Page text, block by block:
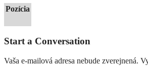
Pozícia
Start a Conversation
Vaša e-mailová adresa nebude zverejnená.